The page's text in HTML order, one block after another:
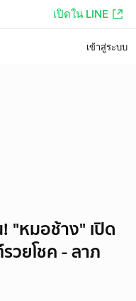
เปิดใน LINE
เข้าสู่ระบบ
"หมอช้าง" เปิด
วยโชค - ลาภ